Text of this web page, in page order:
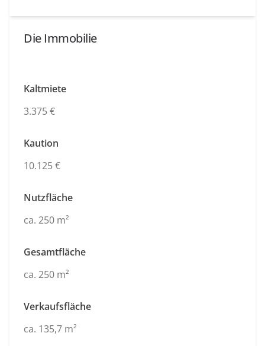
Die Immobilie
Kaltmiete
3.375 €
Kaution
10.125 €
Nutzfläche
ca. 250 m²
Gesamtfläche
ca. 250 m²
Verkaufsfläche
ca. 135,7 m²